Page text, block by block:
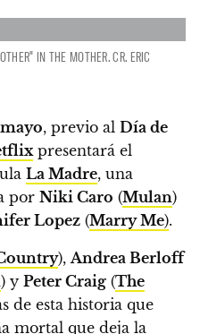
IN THE MOTHER. CR. ERIC
, previo al Día de
presentará el
La Madre, una
por Niki Caro (Mulan)
Lopez (Marry Me).
),Andrea Berloff
) y Peter Craig (The
de esta historia que
mortal que deja la